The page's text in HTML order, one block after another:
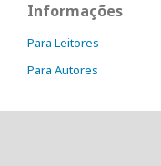
Informações
Para Leitores
Para Autores